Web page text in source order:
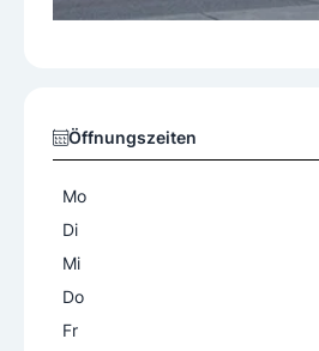
Öffnungszeiten
Mo
Di
Mi
Do
Fr